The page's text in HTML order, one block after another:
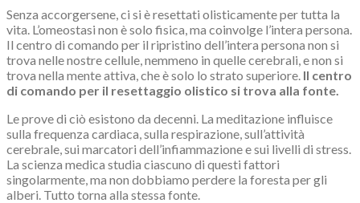
Senza accorgersene, ci si è resettati olisticamente per tutta la
vita. L’omeostasi non è solo fisica, ma coinvolge l’intera persona.
Il centro di comando per il ripristino dell’intera persona non si
trova nelle nostre cellule, nemmeno in quelle cerebrali, e non si
trova nella mente attiva, che è solo lo strato superiore. Il centro
di comando per il resettaggio olistico si trova alla fonte.
Le prove di ciò esistono da decenni. La meditazione influisce
sulla frequenza cardiaca, sulla respirazione, sull’attività
cerebrale, sui marcatori dell’infiammazione e sui livelli di stress.
La scienza medica studia ciascuno di questi fattori
singolarmente, ma non dobbiamo perdere la foresta per gli
alberi. Tutto torna alla stessa fonte.